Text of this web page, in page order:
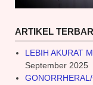
ARTIKEL
LEBIH AKURAT
September 2025